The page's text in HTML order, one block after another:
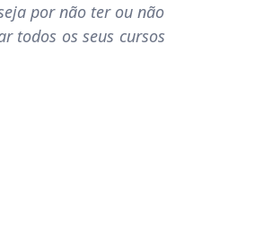
por não ter ou não
todos os seus cursos